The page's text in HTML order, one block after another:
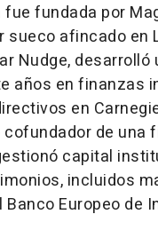
fue fundada por
sueco afincado en
Nudge, desarrolló
años en finanzas
en
cofundador de una
capital
incluidos
Europeo de